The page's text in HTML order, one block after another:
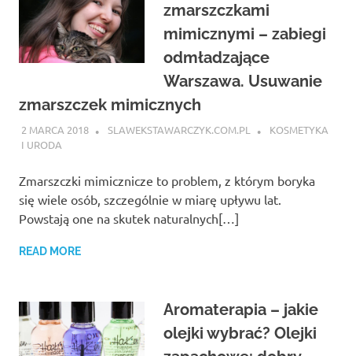
zmarszczkami
mimicznymi – zabiegi
odmładzające
Warszawa. Usuwanie
zmarszczek mimicznych
2 MARCA 2018 SLAWEKSTAWARCZYK.COM.PL
KOSMETYKA
I URODA
Zmarszczki mimicznicze to problem, z którym boryka
się wiele osób, szczególnie w miarę upływu lat.
Powstają one na skutek naturalnych[…]
READ MORE
Aromaterapia – jakie
olejki wybrać? Olejki